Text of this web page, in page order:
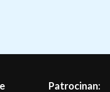
Patrocinan: